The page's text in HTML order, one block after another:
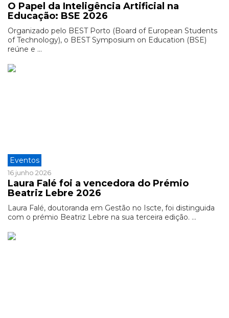
O Papel da Inteligência Artificial na
Educação: BSE 2026
Organizado pelo BEST Porto (Board of European Students
of Technology), o BEST Symposium on Education (BSE)
reúne e ...
Eventos
16 junho 2026
Laura Falé foi a vencedora do Prémio
Beatriz Lebre 2026
Laura Falé, doutoranda em Gestão no Iscte, foi distinguida
com o prémio Beatriz Lebre na sua terceira edição. ...